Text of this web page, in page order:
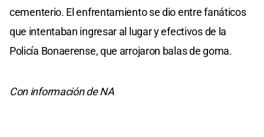
cementerio. El enfrentamiento se dio entre fanáticos
que intentaban ingresar al lugar y efectivos de la
Policía Bonaerense, que arrojaron balas de goma.
Con información de NA